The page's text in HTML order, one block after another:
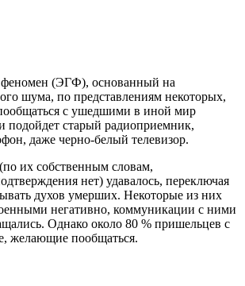
феномен (ЭГФ), основанный на
шума, по представлениям некоторых,
с ушедшими в иной мир
подойдет старый радиоприемник,
даже черно-белый телевизор.
их собственным словам,
нет) удавалось, переключая
духов умерших. Некоторые из них
негативно, коммуникации с ними
Однако около 80 % пришельцев с
желающие пообщаться.